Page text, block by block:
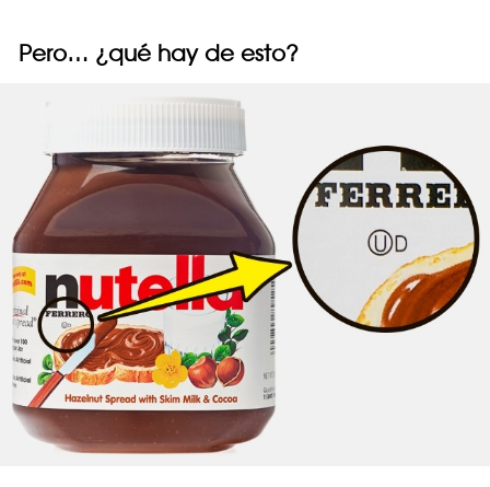
Pero… ¿qué hay de esto?